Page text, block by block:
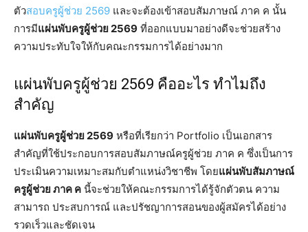
ตัวสอบครูผู้ช่วย 2569 และจะต้องเข้าสอบสัมภาษณ์ ภาค ค นั้น
การมีแผ่นพับครูผู้ช่วย 2569 ที่ออกแบบมาอย่างดีจะช่วยสร้าง
ความประทับใจให้กับคณะกรรมการได้อย่างมาก
แผ่นพับครูผู้ช่วย 2569 คืออะไร ทำไมถึง
สำคัญ
แผ่นพับครูผู้ช่วย 2569 หรือที่เรียกว่า Portfolio เป็นเอกสาร
สำคัญที่ใช้ประกอบการสอบสัมภาษณ์ครูผู้ช่วย ภาค ค ซึ่งเป็นการ
ประเมินความเหมาะสมกับตำแหน่งวิชาชีพ โดยแผ่นพับสัมภาษณ์
ครูผู้ช่วย ภาค ค นี้จะช่วยให้คณะกรรมการได้รู้จักตัวตน ความ
สามารถ ประสบการณ์ และปรัชญาการสอนของผู้สมัครได้อย่าง
รวดเร็วและชัดเจน